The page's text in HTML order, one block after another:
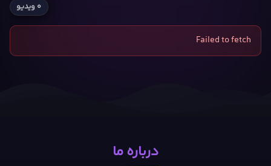
۰ ویدیو
Failed to fetch
درباره ما